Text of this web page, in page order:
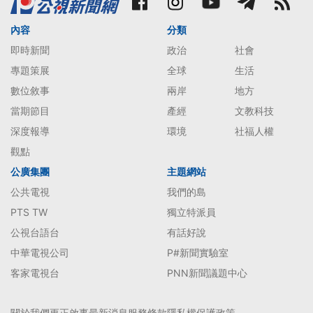
內容
即時新聞
專題策展
數位敘事
當期節目
深度報導
觀點
分類
政治
社會
全球
生活
兩岸
地方
產經
文教科技
環境
社福人權
公廣集團
公共電視
PTS TW
公視台語台
中華電視公司
客家電視台
主題網站
我們的島
獨立特派員
有話好說
P#新聞實驗室
PNN新聞議題中心